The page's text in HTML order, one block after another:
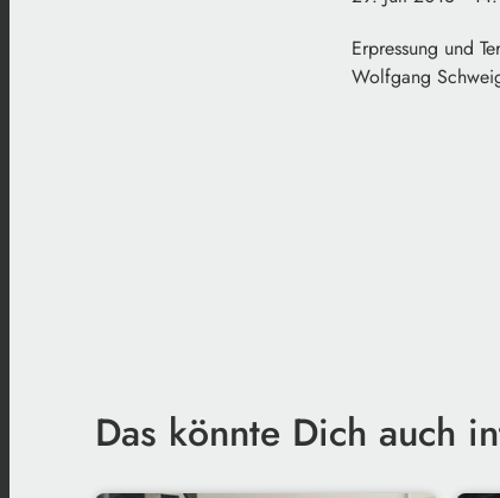
Erpressung und
Wolfgang
Das könnte Dich auch